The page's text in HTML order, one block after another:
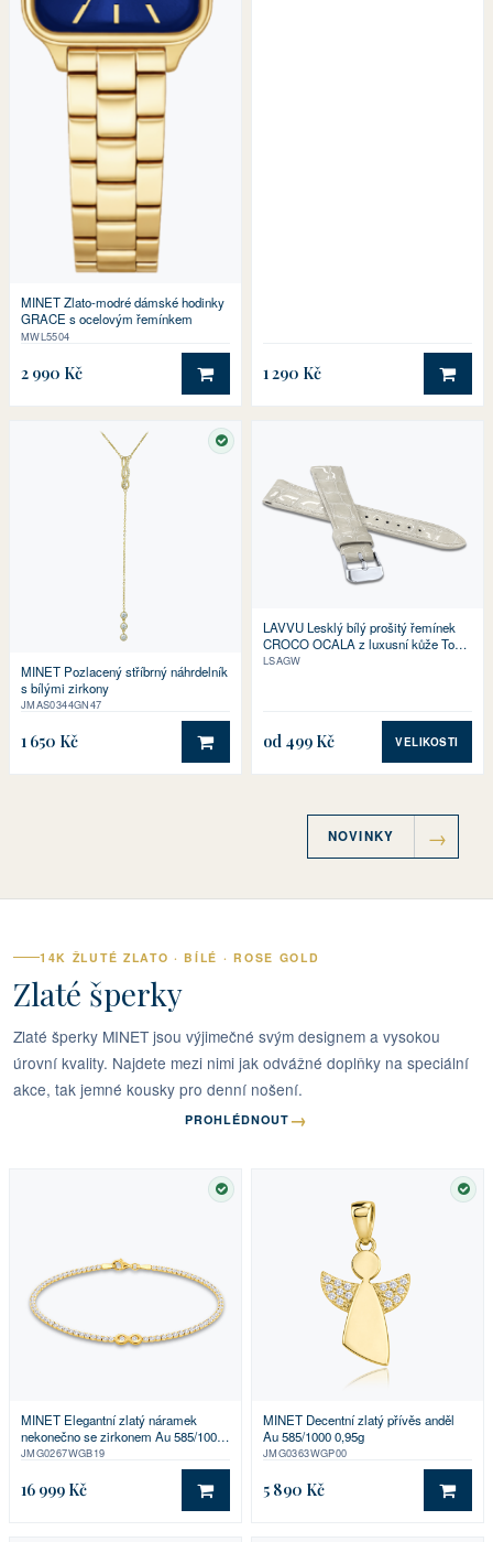
MINET Zlato-modré dámské hodinky
GRACE s ocelovým řemínkem
MWL5504
2 990 Kč DO KOŠÍKU
1 290 Kč DO
SKLADEM
MINET Pozlacený stříbrný náhrdelník
s bílými zirkony
JMAS0344GN47
1 650 Kč DO KOŠÍKU
LAVVU Lesklý bílý prošitý řemínek
CROCO OCALA z luxusní kůže Top
Grain
LSAGW
od 499 Kč VELIKOSTI
NOVINKY
14K ŽLUTÉ ZLATO · BÍLÉ · ROSE GOLD
Zlaté šperky
Zlaté šperky MINET jsou výjimečné svým designem a vysokou
úrovní kvality. Najdete mezi nimi jak odvážné doplňky na speciální
akce, tak jemné kousky pro denní nošení.
PROHLÉDNOUT →
SKLADEM
MINET Elegantní zlatý náramek
nekonečno se zirkonem Au 585/1000
2,75g
JMG0267WGB19
16 999 Kč DO KOŠÍKU
MINET Decentní zlatý přívěs anděl
Au 585/1000 0,95g
JMG0363WGP00
5 890 Kč DO